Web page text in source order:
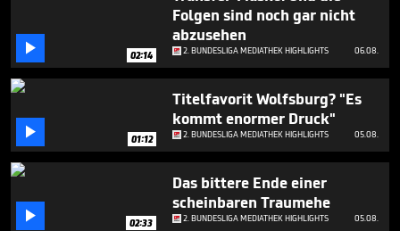
seconds
 02:14
Folgen sind noch gar nicht
abzusehen
2. BUNDESLIGA MEDIATHEK HIGHLIGHTS 06.08.
 01:12
Titelfavorit Wolfsburg? "Es
kommt enormer Druck"
2. BUNDESLIGA MEDIATHEK HIGHLIGHTS 05.08.
 02:33
Das bittere Ende einer
scheinbaren Traumehe
2. BUNDESLIGA MEDIATHEK HIGHLIGHTS 05.08.